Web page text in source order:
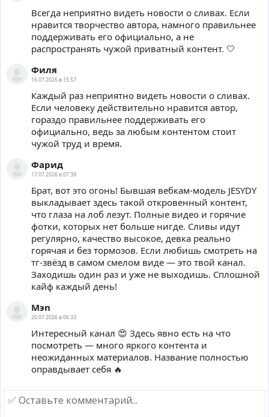
Всегда неприятно видеть новости о сливах. Если
нравится творчество автора, намного правильнее
поддерживать его официально, а не
распространять чужой приватный контент. 🤍
Филя
16.07.2026 в 15:57
Каждый раз неприятно видеть новости о сливах.
Если человеку действительно нравится автор,
гораздо правильнее поддерживать его
официально, ведь за любым контентом стоит
чужой труд и время.
Фарид
17.07.2026 в 07:39
Брат, вот это огонь! Бывшая вебкам-модель JESYDY
выкладывает здесь такой откровенный контент,
что глаза на лоб лезут. Полные видео и горячие
фотки, которых нет больше нигде. Сливы идут
регулярно, качество высокое, девка реально
горячая и без тормозов. Если любишь смотреть на
тг-звёзд в самом смелом виде — это твой канал.
Заходишь один раз и уже не выходишь. Сплошной
кайф каждый день!
Mэn
20.07.2026 в 06:33
Интересный канал 😍 Здесь явно есть на что
посмотреть — много яркого контента и
неожиданных материалов. Название полностью
оправдывает себя 🔥